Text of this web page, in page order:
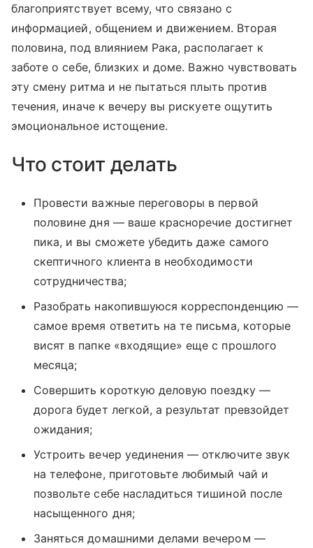
благоприятствует всему, что связано с
информацией, общением и движением. Вторая
половина, под влиянием Рака, располагает к
заботе о себе, близких и доме. Важно чувствовать
эту смену ритма и не пытаться плыть против
течения, иначе к вечеру вы рискуете ощутить
эмоциональное истощение.
Что стоит делать
Провести важные переговоры в первой
половине дня — ваше красноречие достигнет
пика, и вы сможете убедить даже самого
скептичного клиента в необходимости
сотрудничества;
Разобрать накопившуюся корреспонденцию —
самое время ответить на те письма, которые
висят в папке «входящие» еще с прошлого
месяца;
Совершить короткую деловую поездку —
дорога будет легкой, а результат превзойдет
ожидания;
Устроить вечер уединения — отключите звук
на телефоне, приготовьте любимый чай и
позвольте себе насладиться тишиной после
насыщенного дня;
Заняться домашними делами вечером —